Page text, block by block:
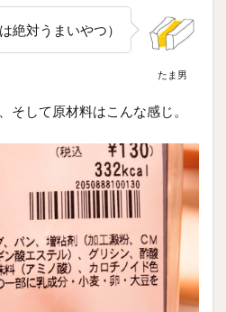
たま男
絶対うまいやつ）
そして原材料はこんな感じ。